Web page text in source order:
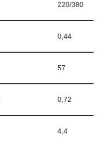
220/380
0,44
57
0,72
4,4